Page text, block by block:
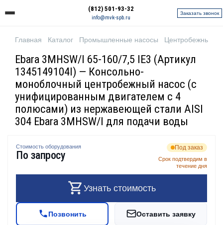
(812) 501-93-32
info@mvk-spb.ru
Заказать звонок
Главная Каталог Промышленные насосы Центробежные
Ebara 3MHSW/I 65-160/7,5 IE3 (Артикул
1345149104I) — Консольно-
моноблочный центробежный насос (с
унифицированным двигателем с 4
полюсами) из нержавеющей стали AISI
304 Ebara 3MHSW/I для подачи воды
Стоимость оборудования
По запросу
Под заказ
Срок подтвердим в
течение дня
Узнать стоимость
Позвонить Оставить заявку